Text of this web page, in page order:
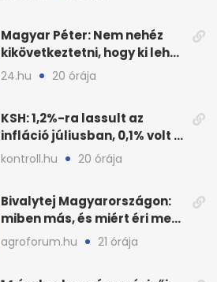
Magyar Péter: Nem nehéz
kikövetkeztetni, hogy ki lehet
a három jelölt
24.hu 20 órája
KSH: 1,2%-ra lassult az
infláció júliusban, 0,1% volt a
havi áresés
kontroll.hu 20 órája
Bivalytej Magyarországon:
miben más, és miért éri meg
feldolgozni?
agroforum.hu 21 órája